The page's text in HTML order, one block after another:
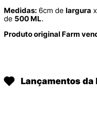
Medidas: 6cm de largura
de 500 ML.
Produto original Farm
Lançamentos da